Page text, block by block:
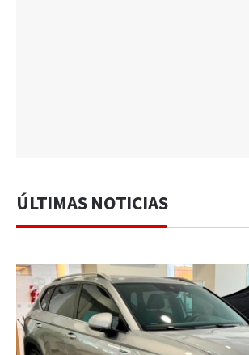
ÚLTIMAS NOTICIAS